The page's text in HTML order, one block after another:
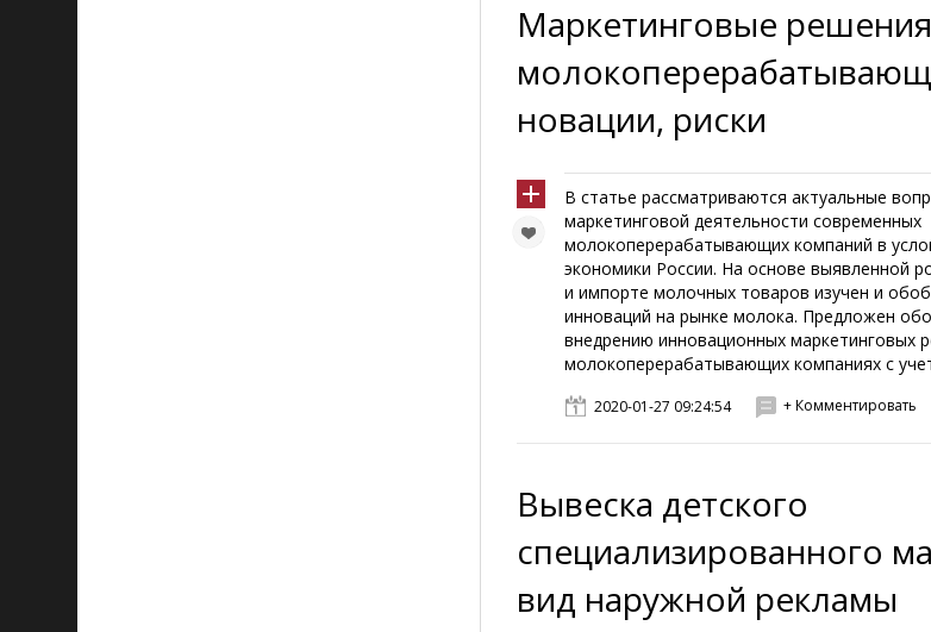
Маркетинговые решения
новации, риски
В статье рассматриваются актуальные
маркетинговой деятельности современных
молокоперерабатывающих компаний в
экономики России. На основе выявленной
и импорте молочных товаров изучен и
инноваций на рынке молока. Предложен
внедрению инновационных маркетинговых
молокоперерабатывающих компаниях с
2020-01-27 09:24:54 + Комментировать
Вывеска детского
специализированного
вид наружной рекламы